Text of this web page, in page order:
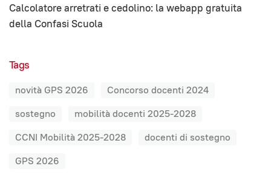
Calcolatore arretrati e cedolino: la webapp gratuita
della Confasi Scuola
Tags
novità GPS 2026
Concorso docenti 2024
sostegno
mobilità docenti 2025-2028
CCNI Mobilità 2025-2028
docenti di sostegno
GPS 2026